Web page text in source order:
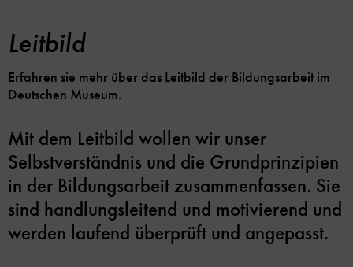
Leitbild
Erfahren sie mehr über das Leitbild der Bildungsarbeit im
Deutschen Museum.
Mit dem Leitbild wollen wir unser
Selbstverständnis und die Grundprinzipien
in der Bildungsarbeit zusammenfassen. Sie
sind handlungsleitend und motivierend und
werden laufend überprüft und angepasst.